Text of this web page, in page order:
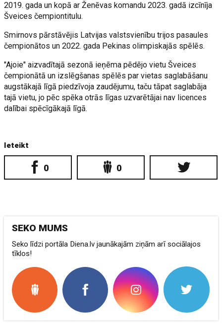
2019. gada un kopā ar Ženēvas komandu 2023. gadā izcīnīja
Šveices čempiontitulu.
Smirnovs pārstāvējis Latvijas valstsvienību trijos pasaules
čempionātos un 2022. gada Pekinas olimpiskajās spēlēs.
"Ajoie" aizvadītajā sezonā ieņēma pēdējo vietu Šveices
čempionātā un izslēgšanas spēlēs par vietas saglabāšanu
augstākajā līgā piedzīvoja zaudējumu, taču tāpat saglabāja
tajā vietu, jo pēc spēka otrās līgas uzvarētājai nav licences
dalībai spēcīgākajā līgā.
Ieteikt
0 0
SEKO MUMS
Seko līdzi portāla Diena.lv jaunākajām ziņām arī sociālajos
tīklos!